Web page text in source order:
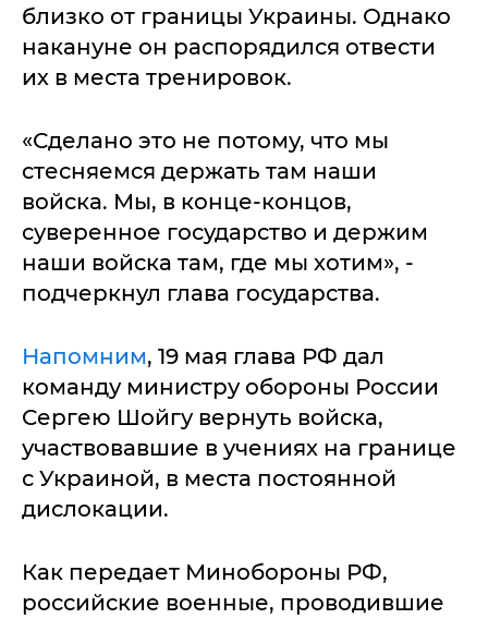
близко от границы Украины. Однако
накануне он распорядился отвести
их в места тренировок.
«Сделано это не потому, что мы
стесняемся держать там наши
войска. Мы, в конце-концов,
суверенное государство и держим
наши войска там, где мы хотим», -
подчеркнул глава государства.
Напомним, 19 мая глава РФ дал
команду министру обороны России
Сергею Шойгу вернуть войска,
участвовавшие в учениях на границе
с Украиной, в места постоянной
дислокации.
Как передает Минобороны РФ,
российские военные, проводившие